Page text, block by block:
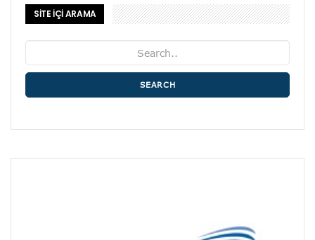
SİTE İÇİ ARAMA
SEARCH